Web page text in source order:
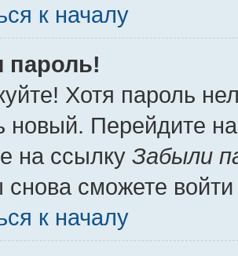
к началу
пароль!
Хотя пароль
новый. Перейдите
на ссылку Забыли
снова сможете
к началу